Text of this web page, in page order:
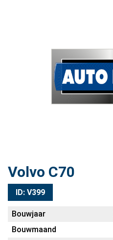
Volvo C70
ID: V399
Bouwjaar
Bouwmaand